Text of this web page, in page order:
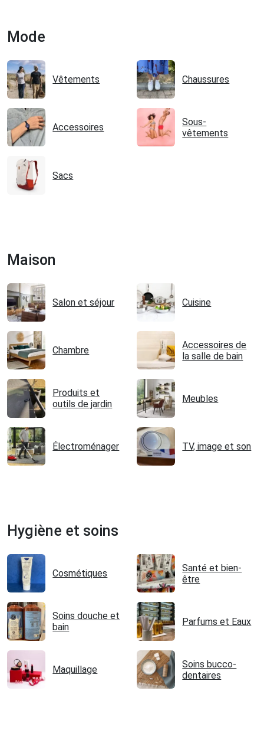
Mode
Vêtements Chaussures
Accessoires
Sous-
vêtements
Sacs
Maison
Salon et séjour Cuisine
Chambre
Accessoires de
la salle de bain
Produits et
outils de jardin
Meubles
Électroménager TV, image et son
Hygiène et soins
Cosmétiques
Santé et bien-
être
Soins douche et
bain
Parfums et Eaux
Maquillage
Soins bucco-
dentaires